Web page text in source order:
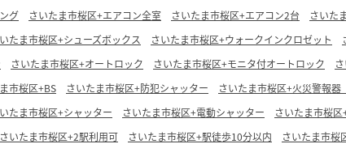
グ
さいたま市桜区+エアコン全室 さいたま市桜区+エアコン2台 さいた
たま市桜区+シューズボックス さいたま市桜区+ウォークインクロゼット
さいたま市桜区+オートロック さいたま市桜区+モニタ付オートロック
市桜区+BS さいたま市桜区+防犯シャッター さいたま市桜区+火災警報器
たま市桜区+シャッター さいたま市桜区+電動シャッター さいたま市桜
さいたま市桜区+2駅利用可 さいたま市桜区+駅徒歩10分以内 さいたま市桜